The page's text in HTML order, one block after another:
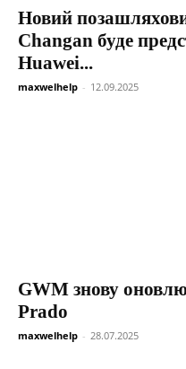
Новий
Changan буде
Huawei...
maxwelhelp - 12.09.2025
GWM знову
Prado
maxwelhelp - 28.07.2025